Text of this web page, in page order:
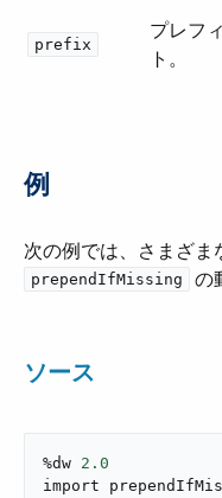
prefix
プレフ
ト。
例
次の例では、さまざま
prependIfMissing の
ソース
%dw 2.0
import